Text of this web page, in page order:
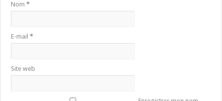
Nom*
E-mail*
Site web